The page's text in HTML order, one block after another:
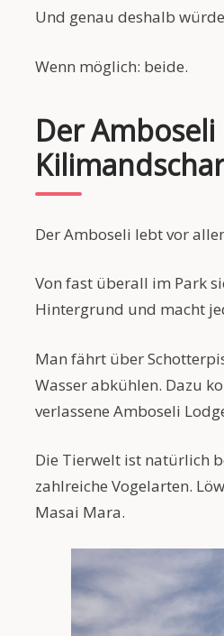
Und genau deshalb
Wenn möglich: beide.
Der
Der Amboseli lebt vor
Von fast überall im Park
Hintergrund und macht
Man fährt über
Wasser abkühlen. Dazu
verlassene Amboseli
Die Tierwelt ist natürlich
zahlreiche Vogelarten.
Masai Mara.